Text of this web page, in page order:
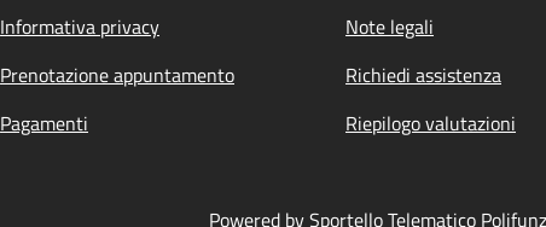
Informativa privacy
Note legali
Prenotazione appuntamento
Richiedi assistenza
Pagamenti
Riepilogo valutazioni
Powered by Sportello Telematico